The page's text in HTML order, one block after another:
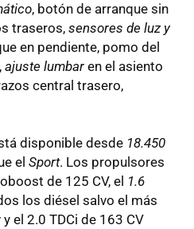
, botón de arranque sin
traseros, sensores de luz y
en pendiente, pomo del
ajuste lumbar en el asiento
central trasero,
disponible desde 18.450
el Sport. Los propulsores
de 125 CV, el 1.6
los diésel salvo el más
el 2.0 TDCi de 163 CV